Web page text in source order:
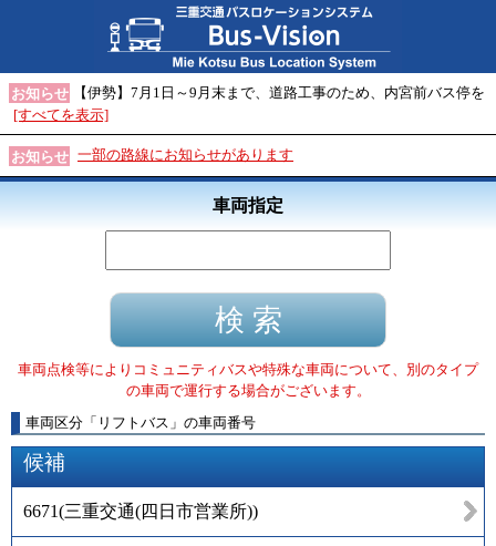
お知らせ
【伊勢】7月1日～9月末まで、道路工事のため、内宮前バス停を
[すべてを表示]
お知らせ 一部の路線にお知らせがあります
車両指定
車両点検等によりコミュニティバスや特殊な車両について、別のタイプ
の車両で運行する場合がございます。
車両区分 「 リフトバス 」 の車両番号
候補
6671(三重交通(四日市営業所))